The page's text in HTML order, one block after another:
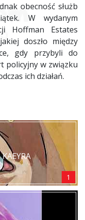
obecność służb
W wydanym
Hoffman Estates
doszło między
gdy przybyli do
policyjny w związku
ich działań.
1